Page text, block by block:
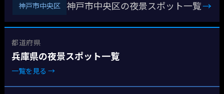
神戸市中央区 神戸市中央区の夜景スポット一覧→
都道府県
兵庫県の夜景スポット一覧
一覧を見る →